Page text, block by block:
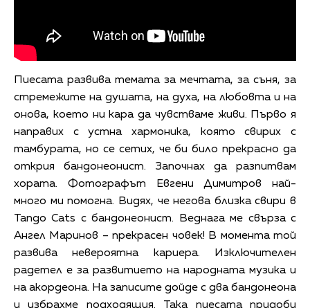
Пиесата развива темата за мечтата, за съня, за
стремежите на душата, на духа, на любовта и на
онова, което ни кара да чувстваме живи. Първо я
направих с устна хармоника, която свирих с
тамбурата, но се сетих, че би било прекрасно да
открия бандонеонист. Започнах да разпитвам
хората. Фотографът Евгени Димитров най-
много ми помогна. Видях, че негова близка свири в
Tango Cats с бандонеонист. Веднага ме свърза с
Ангел Маринов – прекрасен човек! В момента той
развива невероятна кариера. Изключителен
радетел е за развитието на народната музика и
на акордеона. На записите дойде с два бандонеона
и избрахме подходящия. Така пиесата придоби